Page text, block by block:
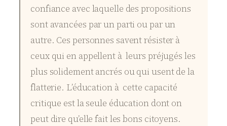
confiance avec laquelle des propositions
sont avancées par un parti ou par un
autre. Ces personnes savent résister à
ceux qui en appellent à leurs préjugés les
plus solidement ancrés ou qui usent de la
flatterie. L’éducation à cette capacité
critique est la seule éducation dont on
peut dire qu’elle fait les bons citoyens.